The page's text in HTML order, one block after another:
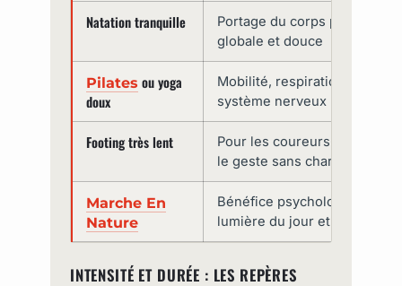
Natation tranquille
Portage du corps par l'eau,
globale et douce
Pilates ou yoga
doux
Mobilité, respiration et
système nerveux
Footing très lent
Pour les coureurs habitués :
le geste sans charge
Marche En
Nature
Bénéfice psychologique
lumière du jour et
INTENSITÉ ET DURÉE : LES REPÈRES